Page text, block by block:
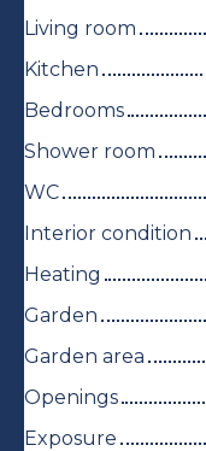
Living room
Kitchen
Bedrooms
Shower room
WC
Interior condition
Heating
Garden
Garden area
Openings
Exposure